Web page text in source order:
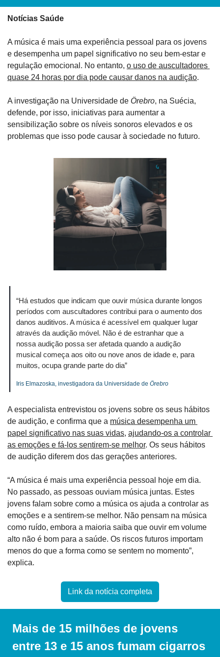
Notícias Saúde
A música é mais uma experiência pessoal para os jovens
e desempenha um papel significativo no seu bem-estar e
regulação emocional. No entanto, o uso de auscultadores
quase 24 horas por dia pode causar danos na audição.
A investigação na Universidade de Örebro, na Suécia,
defende, por isso, iniciativas para aumentar a
sensibilização sobre os níveis sonoros elevados e os
problemas que isso pode causar à sociedade no futuro.
“Há estudos que indicam que ouvir música durante longos
períodos com auscultadores contribui para o aumento dos
danos auditivos. A música é acessível em qualquer lugar
através da audição móvel. Não é de estranhar que a
nossa audição possa ser afetada quando a audição
musical começa aos oito ou nove anos de idade e, para
muitos, ocupa grande parte do dia”
Iris Elmazoska, investigadora da Universidade de Örebro
A especialista entrevistou os jovens sobre os seus hábitos
de audição, e confirma que a música desempenha um
papel significativo nas suas vidas, ajudando-os a controlar
as emoções e fá-los sentirem-se melhor. Os seus hábitos
de audição diferem dos das gerações anteriores.
“A música é mais uma experiência pessoal hoje em dia.
No passado, as pessoas ouviam música juntas. Estes
jovens falam sobre como a música os ajuda a controlar as
emoções e a sentirem-se melhor. Não pensam na música
como ruído, embora a maioria saiba que ouvir em volume
alto não é bom para a saúde. Os riscos futuros importam
menos do que a forma como se sentem no momento”,
explica.
Link da notícia completa
Mais de 15 milhões de jovens
entre 13 e 15 anos fumam cigarros